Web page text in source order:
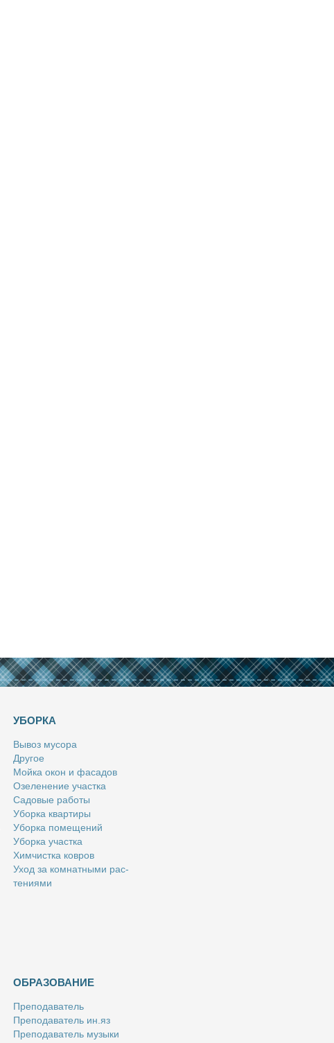
УБОРКА
Вы­воз му­со­ра
Дру­гое
Мой­ка окон и фа­са­дов
Озе­ле­не­ние участ­ка
Са­до­вые ра­бо­ты
Убор­ка квар­ти­ры
Убор­ка по­ме­ще­ний
Убор­ка участ­ка
Хим­чист­ка ков­ров
Уход за ком­нат­ны­ми рас­
те­ни­я­ми
ОБРАЗОВАНИЕ
Пре­по­да­ва­тель
Пре­по­да­ва­тель ин.яз
Пре­по­да­ва­тель му­зы­ки